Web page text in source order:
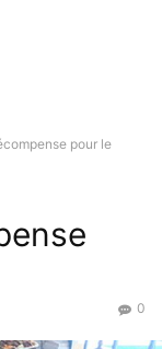
pour le
0